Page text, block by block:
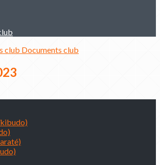
club Documents club